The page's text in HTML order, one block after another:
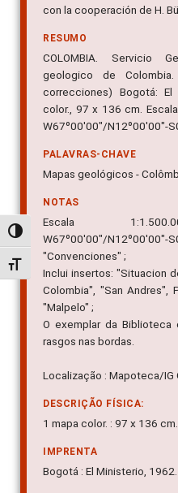
Alternar alto contraste
Alternar tamanho da fonte
con la cooperación de H.
RESUMO
COLOMBIA. Servicio
geologico de
correcciones) Bogotá:
color., 97 x 136 cm.
W67º00'00"/N12º00'00"-
PALAVRAS-CHAVE
Mapas geológicos -
NOTAS
Escala
W67º00'00"/N12º00'00"-
"Convenciones" ;
Inclui insertos: "Situacion
Colombia", "San Andres",
"Malpelo" ;
O exemplar da
rasgos nas bordas.
Localização : Mapoteca/IG
DESCRIÇÃO FÍSICA:
1 mapa color. : 97 x 136 cm.
IMPRENTA
Bogotá : El Ministerio, 1962.